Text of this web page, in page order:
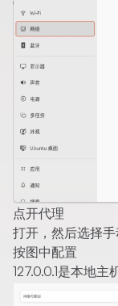
点开代理
打开，然后选择手
按图中配置
127.0.0.1是本地